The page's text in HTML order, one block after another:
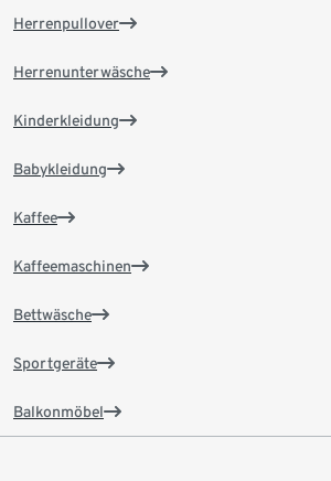
Herrenpullover
Herrenunterwäsche
Kinderkleidung
Babykleidung
Kaffee
Kaffeemaschinen
Bettwäsche
Sportgeräte
Balkonmöbel